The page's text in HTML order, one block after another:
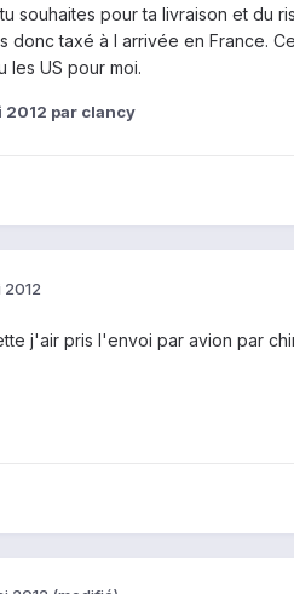
souhaites pour ta livraison et du
donc taxé à l arrivée en France.
les US pour moi.
2012 par clancy
2012
j'air pris l'envoi par avion par